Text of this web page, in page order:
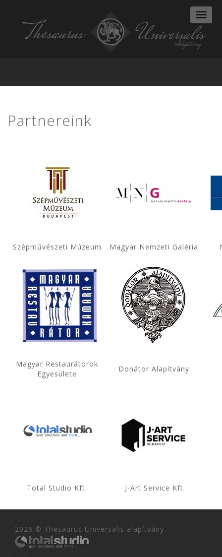
Partnereink
Szépművészeti Múzeum Magyar Nemzeti Galéria
Magyar Restaurátorok
Egyesülete
Donátor Alapítvány
Total Studio Kft. J-Art Service Kft.
2026 © Thesaurus Universalis alapítvány